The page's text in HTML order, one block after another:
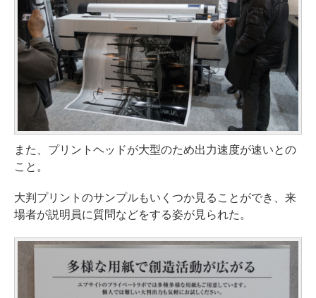
また、プリントヘッドが大型のため出力速度が速いとの
こと。
大判プリントのサンプルもいくつか見ることができ、来
場者が説明員に質問などをする姿が見られた。